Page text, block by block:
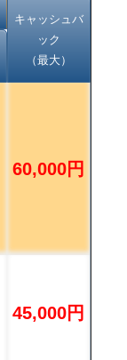
キャッシュバ
ック
（最大）
60,000円
45,000円